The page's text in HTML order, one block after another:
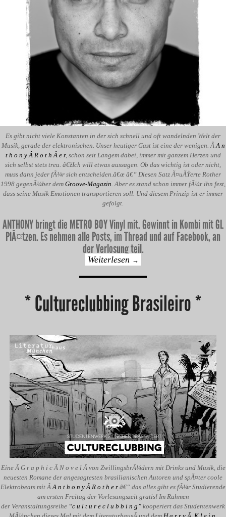
Es gibt nicht viele Konstanten in der sich schnell und oft wandelnden Welt der
Musik, gerade der elektronischen. Unser heutiger Gast ist eine der wenigen. ÂA n
t h o n y Â R o t h Â e r, schon seit Langem dabei, immer mit ganzem Herzen und
sich selbst stets treu. â€žIch will etwas aussagen. Ob das wichtig ist oder nicht,
muss dann jeder fÃ¼r sich entscheiden.â€œ â€“ Diesen Satz Ã¤uÃŸerte Rother
1998 gegenÃ¼ber dem Groove-Magazin. Aber es stand schon immer fÃ¼r ihn fest,
dass seine Musik Emotionen transportieren soll. Und diesem Prinzip ist er immer
gefolgt.
ANTHONY bringt die METRO BOY Vinyl mit. Gewinnt in Kombi mit GL
PlÃ¤tzen. Es nehmen alle Posts, im Thread und auf Facebook, an
der Verlosung teil.
Weiterlesen →
* Cultureclubbing Brasileiro *
Eine Â G r a p h i c Â N o v e l Â von ZwillingsbrÃ¼dern mit Drinks und Musik, die
neuesten Romane der angesagtesten brasilianischen Autoren und spÃ¤ter coole
Elektrobeats mit ÂA n t h o n y Â R o t h e r â€“ das alles gibt es fÃ¼r Studierende
am ersten Freitag der Vorlesungszeit gratis! Im Rahmen
der Veranstaltungsreihe “c u l t u r e c l u b b i n g” kooperiert das Studentenwerk